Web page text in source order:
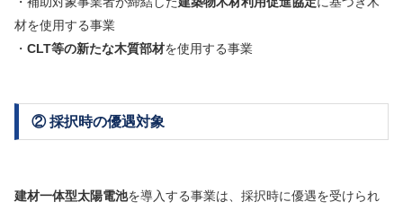
材を使用する事業
・ CLT等の新たな木質部材を使用する事業
② 採択時の優遇対象
建材一体型太陽電池を導入する事業は、採択時に優遇を受けられ